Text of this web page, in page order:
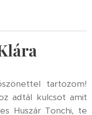
tartozom!
adtál kulcsot amit
Huszár Tonchi, te